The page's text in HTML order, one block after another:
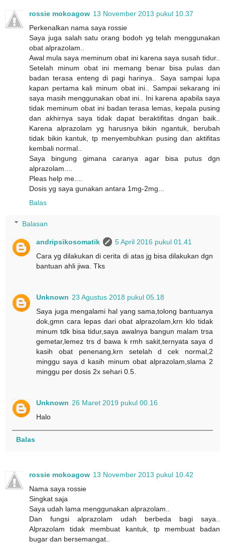
rossie mokoagow 13 November 2013 pukul 10.37
Perkenalkan nama saya rossie
Saya juga salah satu orang bodoh yg telah menggunakan
obat alprazolam..
Awal mula saya meminum obat ini karena saya susah tidur..
Setelah minum obat ini memang benar bisa pulas dan
badan terasa enteng di pagi harinya.. Saya sampai lupa
kapan pertama kali minum obat ini.. Sampai sekarang ini
saya masih menggunakan obat ini.. Ini karena apabila saya
tidak meminum obat ini badan terasa lemas, kepala pusing
dan akhirnya saya tidak dapat beraktifitas dngan baik..
Karena alprazolam yg harusnya bikin ngantuk, berubah
tidak bikin kantuk, tp menyembuhkan pusing dan aktifitas
kembali normal..
Saya bingung gimana caranya agar bisa putus dgn
alprazolam....
Pleas help me....
Dosis yg saya gunakan antara 1mg-2mg...
Balas
Balasan
andripsikosomatik
5 April 2016 pukul 01.41
Cara yg dilakukan di cerita di atas jg bisa dilakukan dgn
bantuan ahli jiwa. Tks
Unknown 23 Agustus 2018 pukul 05.18
Saya juga mengalami hal yang sama,tolong bantuanya
dok,gmn cara lepas dari obat alprazolam,krn klo tidak
minum tdk bisa tidur,saya awalnya bangun malam trsa
gemetar,lemez trs d bawa k rmh sakit,ternyata saya d
kasih obat penenang,krn setelah d cek normal,2
minggu saya d kasih minum obat alprazolam,slama 2
minggu per dosis 2x sehari 0.5.
Unknown 26 Maret 2019 pukul 00.16
Halo
Balas
rossie mokoagow 13 November 2013 pukul 10.42
Nama saya rossie
Singkat saja
Saya udah lama menggunakan alprazolam..
Dan fungsi alprazolam udah berbeda bagi saya..
Alprazolam tidak membuat kantuk, tp membuat badan
bugar dan bersemangat..